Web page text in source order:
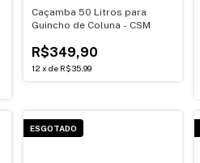
Caçamba 50 Litros para
Guincho de Coluna - CSM
R$349,90
12 x de R$35,99
ESGOTADO